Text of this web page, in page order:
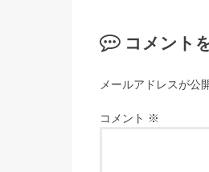
コメント
メールアドレスが公
コメント ※